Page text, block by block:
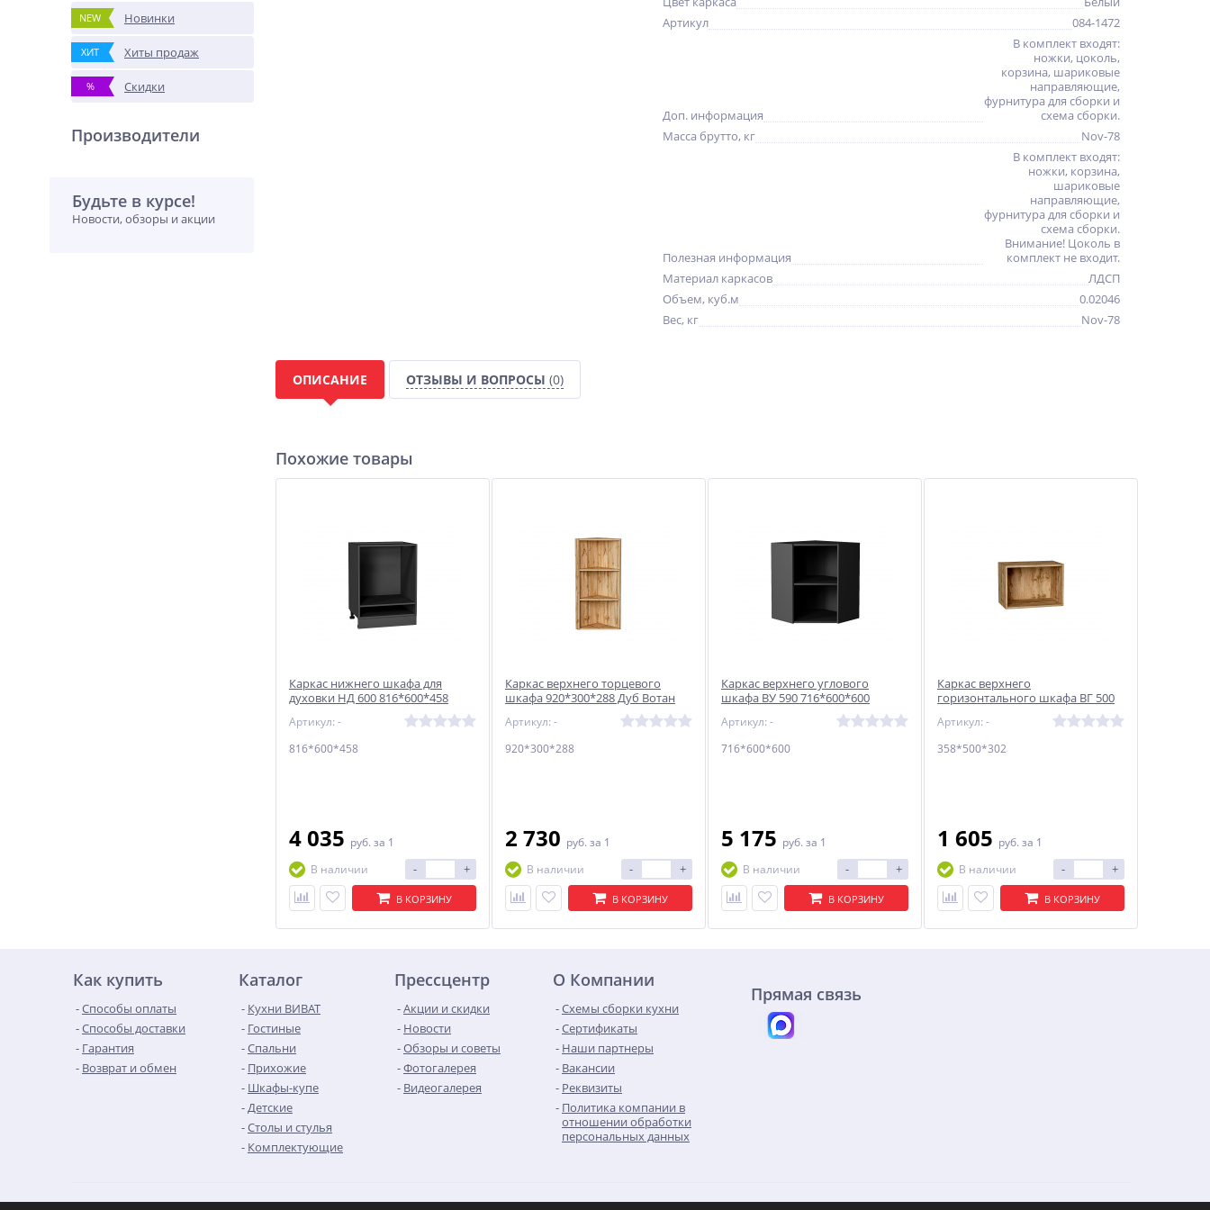
NEW Новинки
ХИТ Хиты продаж
% Скидки
Производители
Будьте в курсе!
Новости, обзоры и акции
Артикул
084-1472
Доп. информация
В комплект входят:
ножки, цоколь,
корзина, шариковые
направляющие,
фурнитура для сборки и
схема сборки.
Масса брутто, кг
Nov-78
Полезная информация
В комплект входят:
ножки, корзина,
шариковые
направляющие,
фурнитура для сборки и
схема сборки.
Внимание! Цоколь в
комплект не входит.
Материал каркасов
ЛДСП
Объем, куб.м
0.02046
Вес, кг
Nov-78
ОПИСАНИЕ ОТЗЫВЫ И ВОПРОСЫ (0)
Похожие товары
Каркас нижнего шкафа для
духовки НД 600 816*600*458
Артикул: -
816*600*458
4 035 руб. за 1
В наличии
- +
В КОРЗИНУ
Каркас верхнего торцевого
шкафа 920*300*288 Дуб Вотан
Артикул: -
920*300*288
2 730 руб. за 1
В наличии
- +
В КОРЗИНУ
Каркас верхнего углового
шкафа ВУ 590 716*600*600
Артикул: -
716*600*600
5 175 руб. за 1
В наличии
- +
В КОРЗИНУ
Каркас верхнего
горизонтального шкафа ВГ 500
358*500*302 Дуб Вотан
Артикул: -
358*500*302
1 605 руб. за 1
В наличии
- +
В КОРЗИНУ
Как купить
Способы оплаты
Способы доставки
Гарантия
Возврат и обмен
Каталог
Кухни ВИВАТ
Гостиные
Спальни
Прихожие
Шкафы-купе
Детские
Столы и стулья
Комплектующие
Прессцентр
Акции и скидки
Новости
Обзоры и советы
Фотогалерея
Видеогалерея
О Компании
Схемы сборки кухни
Сертификаты
Наши партнеры
Вакансии
Реквизиты
Политика компании в
отношении обработки
персональных данных
Прямая связь